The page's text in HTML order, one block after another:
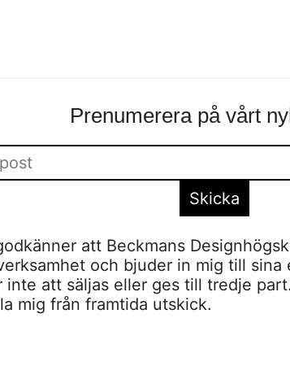
Prenumerera på vårt
att Beckmans
och bjuder in mig till
inte att säljas eller ges till tredje
mig från framtida utskick.